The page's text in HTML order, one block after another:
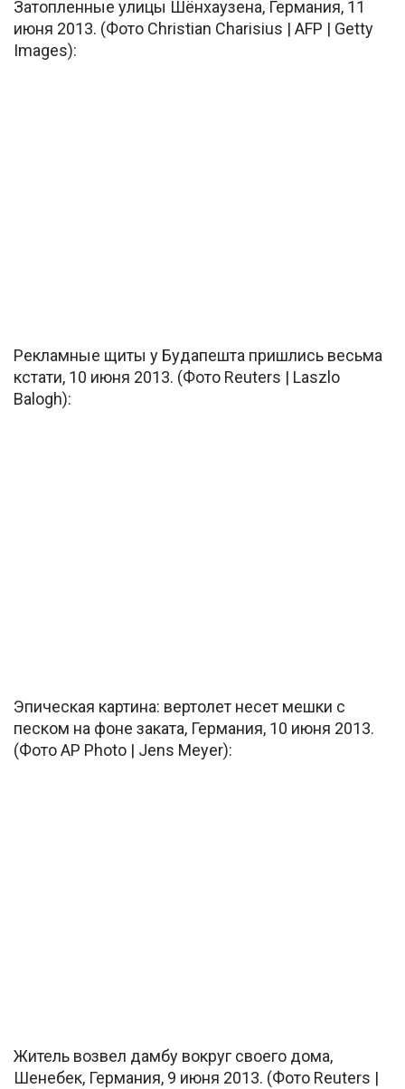
Затопленные улицы Шёнхаузена, Германия, 11
июня 2013. (Фото Christian Charisius | AFP | Getty
Images):
Рекламные щиты у Будапешта пришлись весьма
кстати, 10 июня 2013. (Фото Reuters | Laszlo
Balogh):
Эпическая картина: вертолет несет мешки с
песком на фоне заката, Германия, 10 июня 2013.
(Фото AP Photo | Jens Meyer):
Житель возвел дамбу вокруг своего дома,
Шенебек, Германия, 9 июня 2013. (Фото Reuters |